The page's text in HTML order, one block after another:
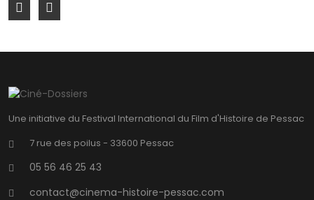
Une initiative du Festival International du Film d'Histoire de Pessac
7 rue des poilus - 33600 Pessac
05 56 46 25 43
contact@cinema-histoire-pessac.com